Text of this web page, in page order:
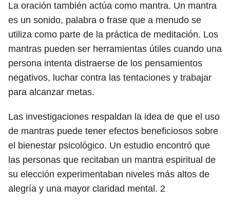
La oración también actúa como mantra. Un mantra
es un sonido, palabra o frase que a menudo se
utiliza como parte de la práctica de meditación. Los
mantras pueden ser herramientas útiles cuando una
persona intenta distraerse de los pensamientos
negativos, luchar contra las tentaciones y trabajar
para alcanzar metas.
Las investigaciones respaldan la idea de que el uso
de mantras puede tener efectos beneficiosos sobre
el bienestar psicológico. Un estudio encontró que
las personas que recitaban un mantra espiritual de
su elección experimentaban niveles más altos de
alegría y una mayor claridad mental. 2